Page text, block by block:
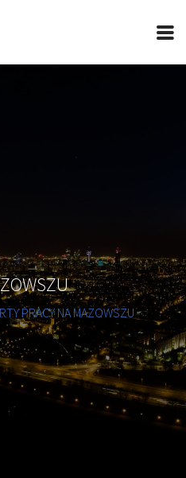
PRACY NA MAZOWSZU